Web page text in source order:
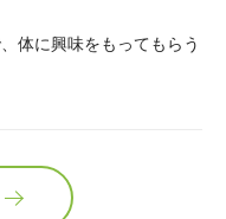
体に興味をもってもらう